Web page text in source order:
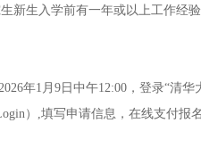
新生入学前有一年或以上工作经
年1月9日中午12:00，登录“清
）,填写申请信息，在线支付